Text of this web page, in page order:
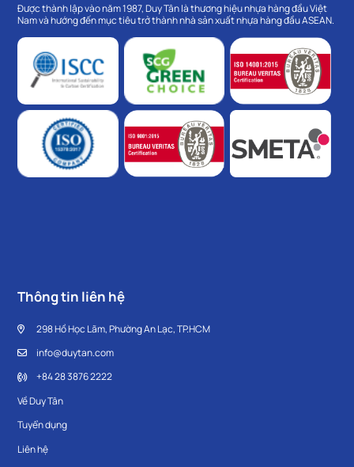
Được thành lập vào năm 1987, Duy Tân là thương hiệu nhựa hàng đầu Việt
Nam và hướng đến mục tiêu trở thành nhà sản xuất nhựa hàng đầu ASEAN.
Thông tin liên hệ
298 Hồ Học Lãm, Phường An Lạc, TP.HCM
info@duytan.com
+84 28 3876 2222
Về Duy Tân
Tuyển dụng
Liên hệ